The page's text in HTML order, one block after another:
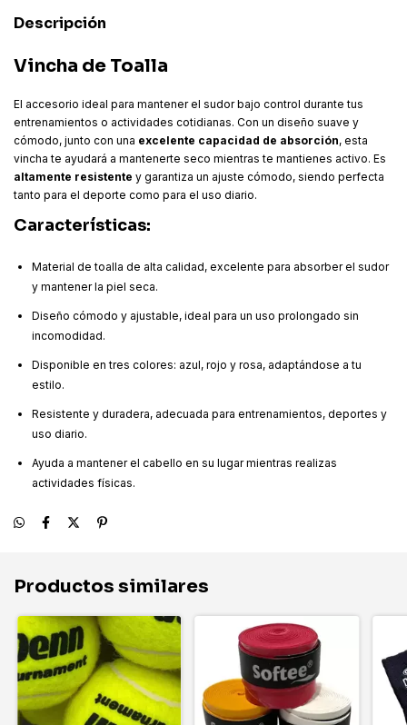
Descripción
Vincha de Toalla
El accesorio ideal para mantener el sudor bajo control durante tus
entrenamientos o actividades cotidianas. Con un diseño suave y
cómodo, junto con una excelente capacidad de absorción, esta
vincha te ayudará a mantenerte seco mientras te mantienes activo. Es
altamente resistente y garantiza un ajuste cómodo, siendo perfecta
tanto para el deporte como para el uso diario.
Características:
Material de toalla de alta calidad, excelente para absorber el sudor
y mantener la piel seca.
Diseño cómodo y ajustable, ideal para un uso prolongado sin
incomodidad.
Disponible en tres colores: azul, rojo y rosa, adaptándose a tu
estilo.
Resistente y duradera, adecuada para entrenamientos, deportes y
uso diario.
Ayuda a mantener el cabello en su lugar mientras realizas
actividades físicas.
Productos similares